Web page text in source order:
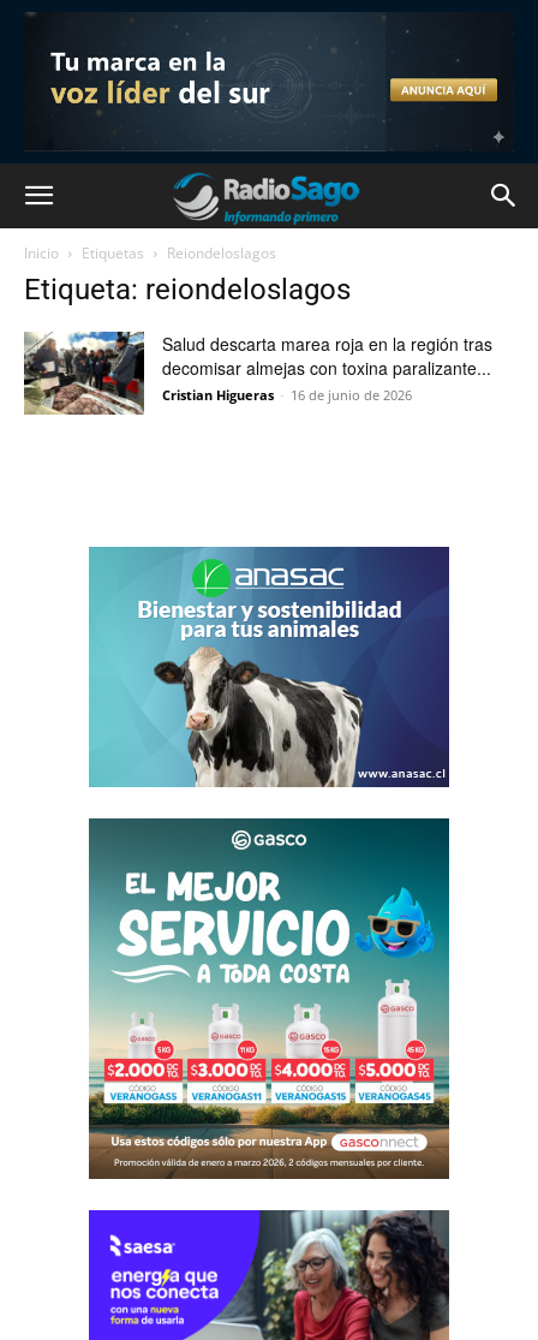
Inicio Etiquetas Reiondeloslagos
Etiqueta: reiondeloslagos
Salud descarta marea roja en la región tras
decomisar almejas con toxina paralizante...
Cristian Higueras - 16 de junio de 2026